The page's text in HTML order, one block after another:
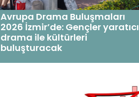
Avrupa Drama Buluşmaları
2026 İzmir’de: Gençler yaratıcı
drama ile kültürleri
buluşturacak